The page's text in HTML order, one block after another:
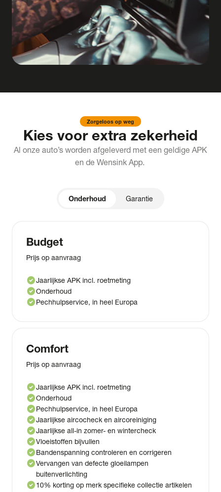
Zorgeloos op weg
Kies voor extra zekerheid
Al onze auto’s worden afgeleverd met een geldige APK
en de Wensink App.
Onderhoud Garantie
Budget
Prijs op aanvraag
check_circleJaarlijkse APK incl. roetmeting
check_circleOnderhoud
check_circlePechhulpservice, in heel Europa
Comfort
Prijs op aanvraag
check_circleJaarlijkse APK incl. roetmeting
check_circleOnderhoud
check_circlePechhulpservice, in heel Europa
check_circleJaarlijkse aircocheck en aircoreiniging
check_circleJaarlijkse all-in zomer- en wintercheck
check_circleVloeistoffen bijvullen
check_circleBandenspanning controleren en corrigeren
check_circleVervangen van defecte gloeilampen
buitenverlichting
check_circle10% korting op merk specifieke collectie artikelen